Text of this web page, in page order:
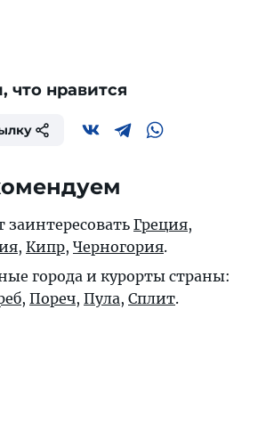
что нравится
заинтересовать Греция,
, Кипр, Черногория.
города и курорты страны:
, Пореч, Пула, Сплит.